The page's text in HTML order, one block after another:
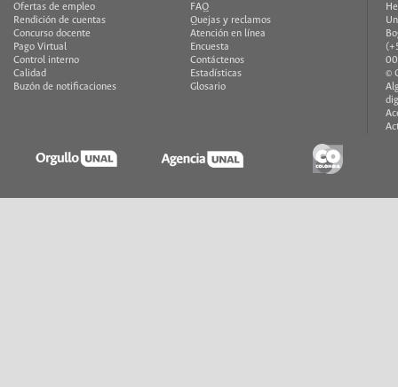
Ofertas de empleo
Rendición de cuentas
Concurso docente
Pago Virtual
Control interno
Calidad
Buzón de notificaciones
FAQ
Quejas y reclamos
Atención en línea
Encuesta
Contáctenos
Estadísticas
Glosario
©